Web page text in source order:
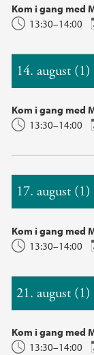
Kom i gang med
13:30–14:00
14. august (1)
Kom i gang med
13:30–14:00
17. august (1)
Kom i gang med
13:30–14:00
21. august (1)
Kom i gang med
13:30–14:00